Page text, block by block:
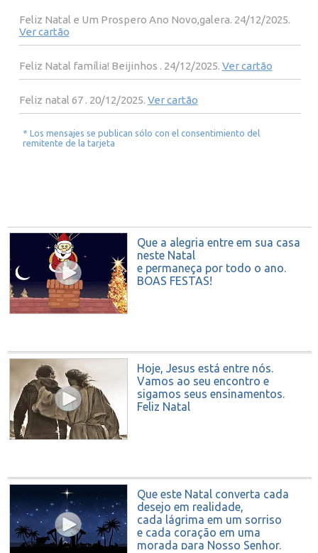
Feliz Natal e Um Prospero Ano Novo,galera. 24/12/2025.
Ver cartão
Feliz Natal família! Beijinhos . 24/12/2025. Ver cartão
Feliz natal 67 . 20/12/2025. Ver cartão
* Los mensajes se publican sólo con el consentimiento del
remitente de la tarjeta
Que a alegria entre em sua casa
neste Natal
e permaneça por todo o ano.
BOAS FESTAS!
Hoje, Jesus está entre nós.
Vamos ao seu encontro e
sigamos seus ensinamentos.
Feliz Natal
Que este Natal converta cada
desejo em realidade,
cada lágrima em um sorriso
e cada coração em uma
morada para Nosso Senhor.